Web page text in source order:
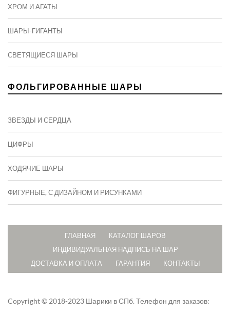
ХРОМ И АГАТЫ
ШАРЫ-ГИГАНТЫ
СВЕТЯЩИЕСЯ ШАРЫ
ФОЛЬГИРОВАННЫЕ ШАРЫ
ЗВЕЗДЫ И СЕРДЦА
ЦИФРЫ
ХОДЯЧИЕ ШАРЫ
ФИГУРНЫЕ, С ДИЗАЙНОМ И РИСУНКАМИ
ГЛАВНАЯ
КАТАЛОГ ШАРОВ
ИНДИВИДУАЛЬНАЯ НАДПИСЬ НА ШАР
ДОСТАВКА И ОПЛАТА
ГАРАНТИЯ КОНТАКТЫ
Copyright © 2018-2023 Шарики в СПб. Телефон для заказов: